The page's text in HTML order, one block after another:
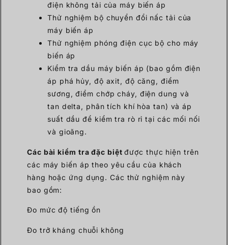
điện không tải của máy biến áp
Thử nghiệm bộ chuyển đổi nấc tải của
máy biến áp
Thử nghiệm phóng điện cục bộ cho máy
biến áp
Kiểm tra dầu máy biến áp (bao gồm điện
áp phá hủy, độ axit, độ căng, điểm
sương, điểm chớp cháy, điện dung và
tan delta, phân tích khí hòa tan) và áp
suất dầu để kiểm tra rò rỉ tại các mối nối
và gioăng.
Các bài kiểm tra đặc biệtđược thực hiện trên
các máy biến áp theo yêu cầu của khách
hàng hoặc ứng dụng. Các thử nghiệm này
bao gồm:
Đo mức độ tiếng ồn
Đo trở kháng chuỗi không